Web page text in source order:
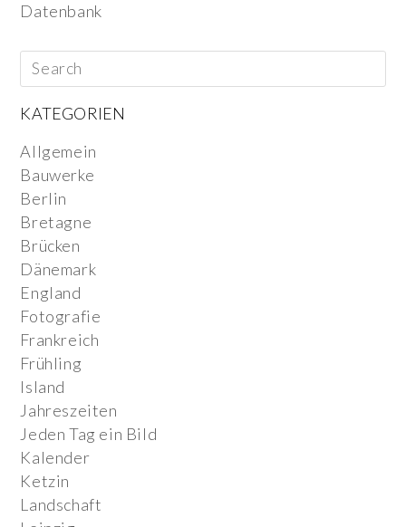
Datenbank
KATEGORIEN
Allgemein
Bauwerke
Berlin
Bretagne
Brücken
Dänemark
England
Fotografie
Frankreich
Frühling
Island
Jahreszeiten
Jeden Tag ein Bild
Kalender
Ketzin
Landschaft